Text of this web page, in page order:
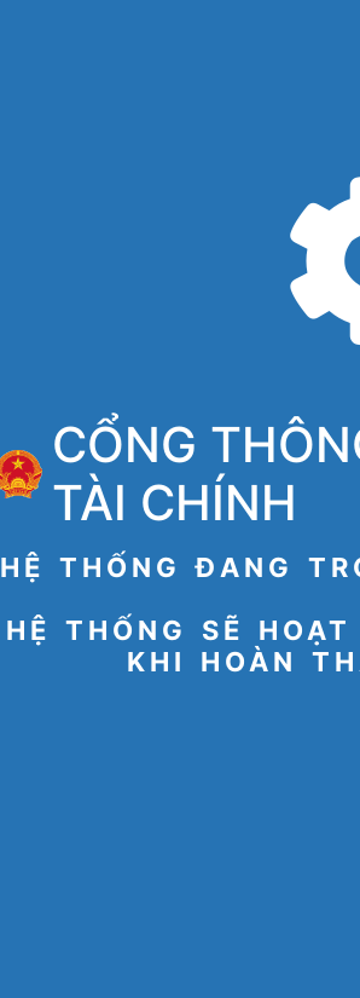
CỔNG
TÀI CHÍNH
HỆ THỐNG ĐANG
HỆ THỐNG SẼ
KHI HOÀN